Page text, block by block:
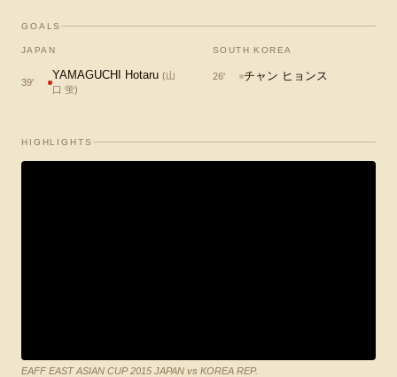
GOALS
JAPAN
39'
YAMAGUCHI Hotaru (山
口 蛍)
SOUTH KOREA
26' チャン ヒョンス
HIGHLIGHTS
EAFF EAST ASIAN CUP 2015 JAPAN vs KOREA REP.